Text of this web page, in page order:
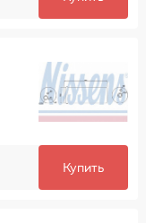
Купить